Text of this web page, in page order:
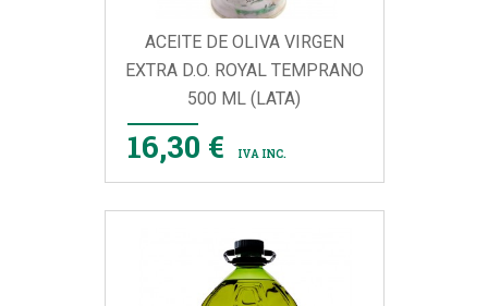
ACEITE DE OLIVA VIRGEN
EXTRA D.O. ROYAL TEMPRANO
500 ML (LATA)
16,30 € IVA INC.